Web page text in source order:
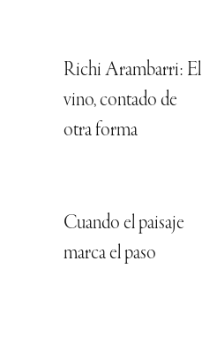
Richi Arambarri: El
vino, contado de
otra forma
Cuando el paisaje
marca el paso